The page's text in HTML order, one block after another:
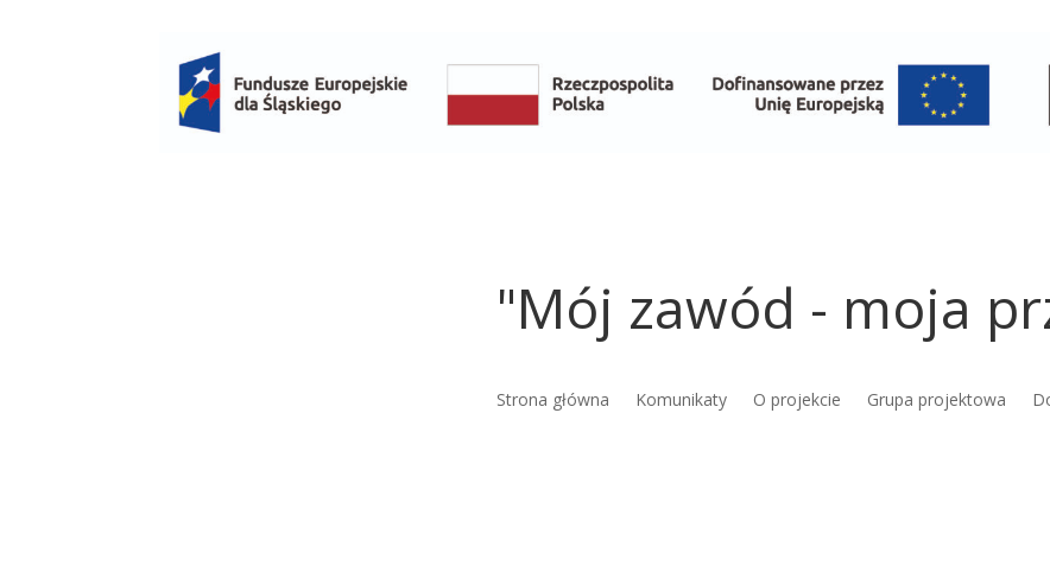
"Mój zawód - moja
Strona główna Komunikaty O projekcie Grupa projektowa